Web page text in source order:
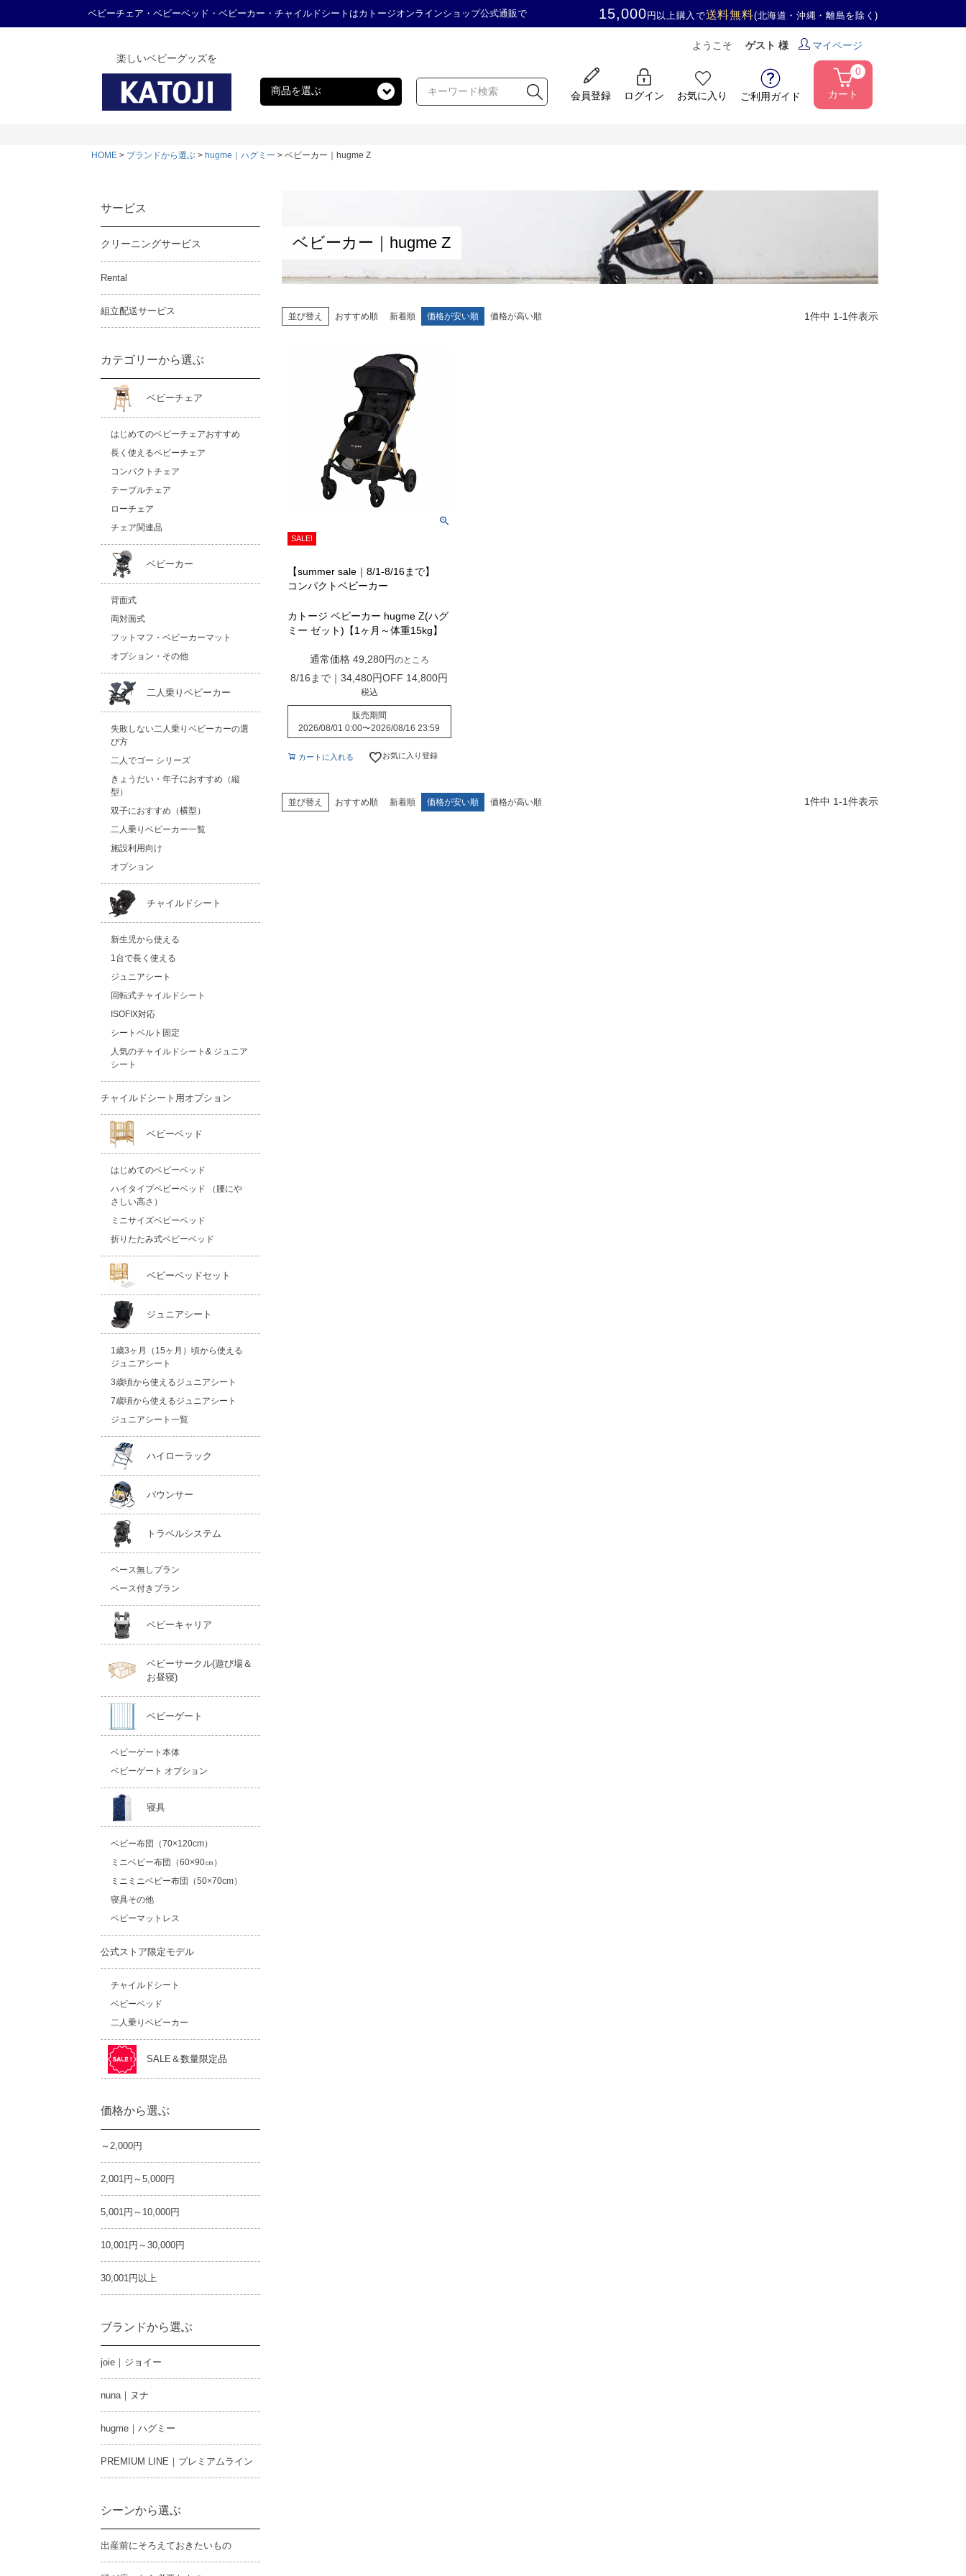
ベビーチェア・ベビーベッド・ベビーカー・チャイルドシートはカトージオンラインショップ公式通販で 15,000 円以上購入で送料無料(北海道・沖縄・離島を除く)
楽しいベビーグッズを
商品を選ぶ
ようこそ ゲスト 様 マイページ
会員登録 ログイン お気に入り ご利用ガイド カート
0
HOME ブランドから選ぶ hugme｜ハグミー ベビーカー｜hugme Z
サービス
クリーニングサービス
Rental
組立配送サービス
カテゴリーから選ぶ
ベビーチェア
はじめてのベビーチェアおすすめ
長く使えるベビーチェア
コンパクトチェア
テーブルチェア
ローチェア
チェア関連品
ベビーカー
背面式
両対面式
フットマフ・ベビーカーマット
オプション・その他
二人乗りベビーカー
失敗しない二人乗りベビーカーの選
び方
二人でゴー シリーズ
きょうだい・年子におすすめ（縦
型）
双子におすすめ（横型）
二人乗りベビーカー一覧
施設利用向け
オプション
チャイルドシート
新生児から使える
1台で長く使える
ジュニアシート
回転式チャイルドシート
ISOFIX対応
シートベルト固定
人気のチャイルドシート& ジュニア
シート
チャイルドシート用オプション
ベビーベッド
はじめてのベビーベッド
ハイタイプベビーベッド （腰にや
さしい高さ）
ミニサイズベビーベッド
折りたたみ式ベビーベッド
ベビーベッドセット
ジュニアシート
1歳3ヶ月（15ヶ月）頃から使える
ジュニアシート
3歳頃から使えるジュニアシート
7歳頃から使えるジュニアシート
ジュニアシート一覧
ハイローラック
バウンサー
トラベルシステム
ベース無しプラン
ベース付きプラン
ベビーキャリア
ベビーサークル(遊び場＆
お昼寝)
ベビーゲート
ベビーゲート本体
ベビーゲート オプション
寝具
ベビー布団（70×120cm）
ミニベビー布団（60×90㎝）
ミニミニベビー布団（50×70cm）
寝具その他
ベビーマットレス
公式ストア限定モデル
チャイルドシート
ベビーベッド
二人乗りベビーカー
SALE＆数量限定品
価格から選ぶ
～2,000円
2,001円～5,000円
5,001円～10,000円
10,001円～30,000円
30,001円以上
ブランドから選ぶ
joie｜ジョイー
nuna｜ヌナ
hugme｜ハグミー
PREMIUM LINE｜プレミアムライン
シーンから選ぶ
出産前にそろえておきたいもの
ベビーカー｜hugme Z
並び替え おすすめ順 新着順 価格が安い順 価格が高い順 1件中 1-1件表示
SALE!
【summer sale｜8/1-8/16まで】
コンパクトベビーカー
カトージ ベビーカー hugme Z(ハグ
ミー ゼット)【1ヶ月～体重15kg】
通常価格 49,280 のところ
8/16まで｜34,480円OFF 14,800
税込
販売期間
2026/08/01 0:00〜2026/08/16 23:59
カートに入れる お気に入り登録
並び替え おすすめ順 新着順 価格が安い順 価格が高い順 1件中 1-1件表示